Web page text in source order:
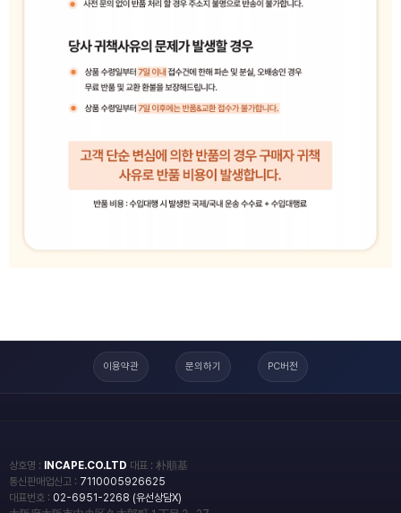
이용약관 문의하기 PC버전
상호명 : INCAPE.CO.LTD 대표 : 朴順基
통신판매업신고 : 7110005926625
대표번호 : 02-6951-2268 (유선상담X)